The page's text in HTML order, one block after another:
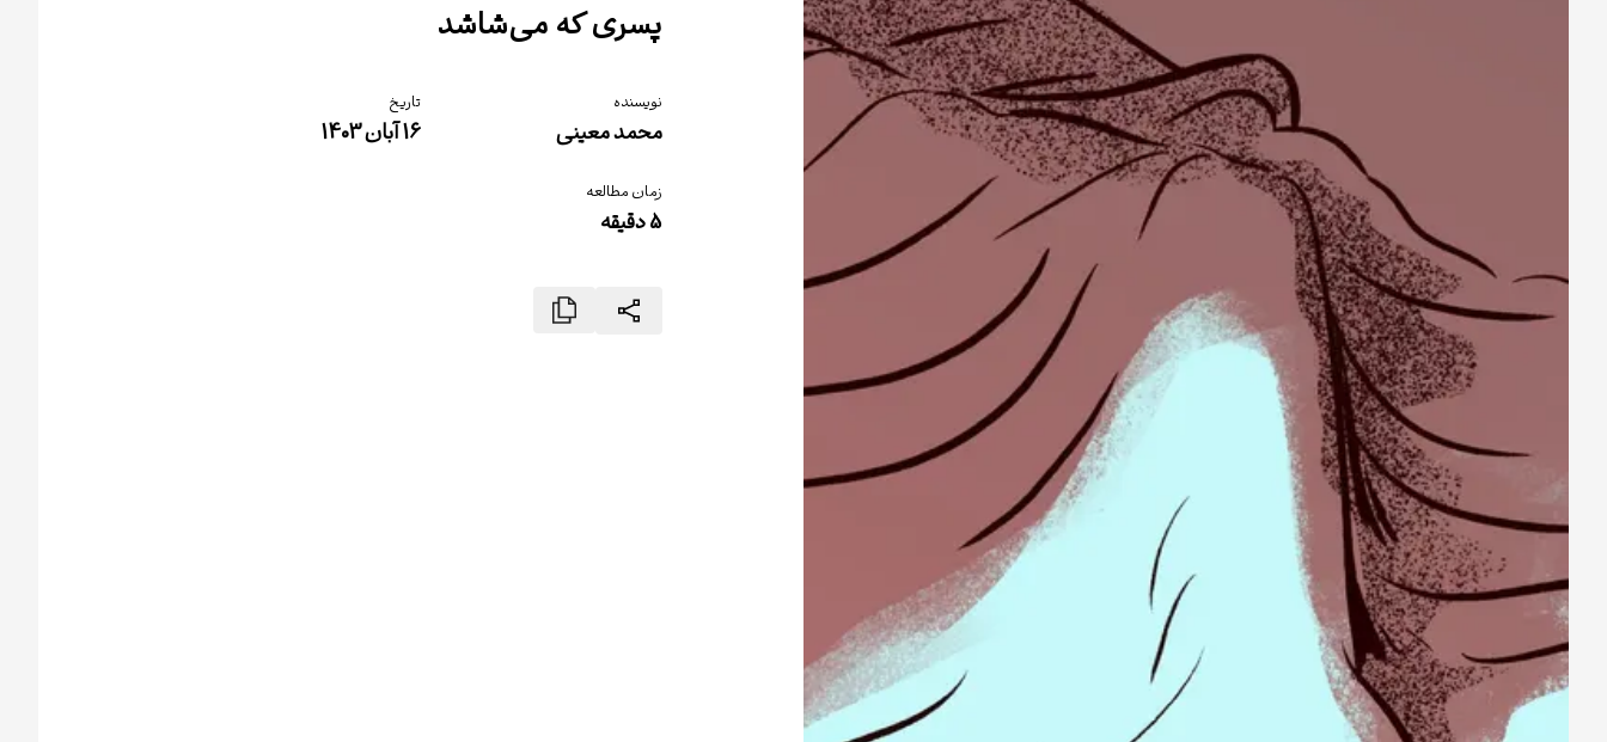
پسری که می‌شاشد
نویسنده
محمد معینی
تاریخ
16 آبان 1403
زمان مطالعه
5دقیقه